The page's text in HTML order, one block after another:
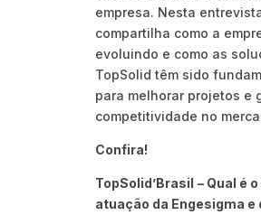
empresa. Nesta
compartilha como a
evoluindo e como as
TopSolid têm sido
para melhorar projetos e
competitividade no
Confira!
TopSolid’Brasil – Qual é
atuação da Engesigma e